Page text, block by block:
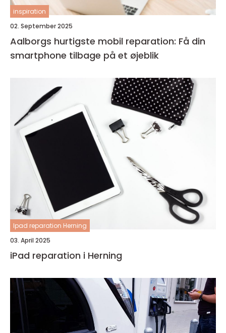
inspiration
02. September 2025
Aalborgs hurtigste mobil reparation: Få din
smartphone tilbage på et øjeblik
Ipad reparation Herning
03. April 2025
iPad reparation i Herning